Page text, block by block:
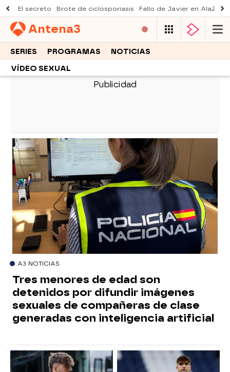
El secreto Brote de ciclosporiasis Fallo de Javier en AlaZ
Antena3
SERIES PROGRAMAS NOTICIAS
VÍDEO SEXUAL
A3 NOTICIAS
Tres menores de edad son
detenidos por difundir imágenes
sexuales de compañeras de clase
generadas con inteligencia artificial